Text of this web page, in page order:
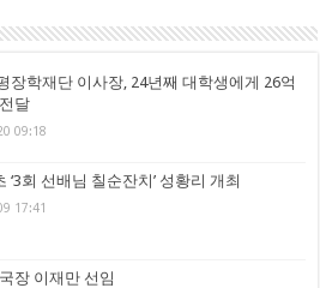
장학재단 이사장, 24년째 대학생에게 26억
달
09:18
‘3회 선배님 칠순잔치’ 성황리 개최
17:41
장 이재만 선임